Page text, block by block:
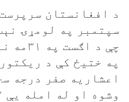
د افغانستان
سپتمبر په لومړۍ
چې د
په ختيځ کې د
اعشاریه صفر درجه